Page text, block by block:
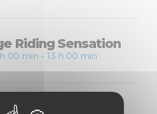
Riding Sensation
00 min - 13 h 00 min
Riding Sensation